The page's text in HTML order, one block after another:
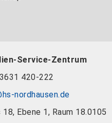
Service-Zentrum
420-222
nordhausen.de
18, Ebene 1, Raum 18.0105